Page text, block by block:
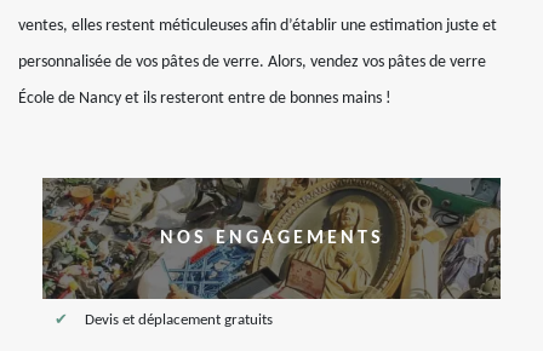
ventes, elles restent méticuleuses afin d’établir une estimation juste et
personnalisée de vos pâtes de verre. Alors, vendez vos pâtes de verre
École de Nancy et ils resteront entre de bonnes mains !
NOS ENGAGEMENTS
Devis et déplacement gratuits